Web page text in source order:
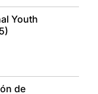
Youth
de